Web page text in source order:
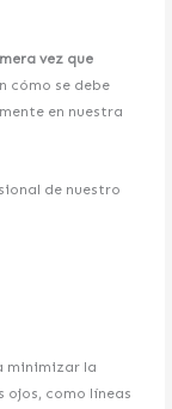
vez que
cómo se debe
en nuestra
de nuestro
minimizar la
ojos, como líneas